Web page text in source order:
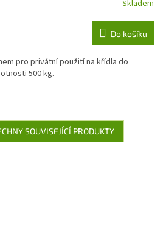
Skladem
Do košíku
pro privátní použití na křídla do
500 kg.
SOUVISEJÍCÍ PRODUKTY